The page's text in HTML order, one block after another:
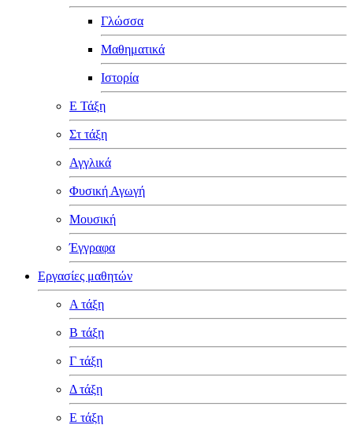
Γλώσσα
Μαθηματικά
Ιστορία
Ε Τάξη
Στ τάξη
Αγγλικά
Φυσική Αγωγή
Μουσική
Έγγραφα
Εργασίες μαθητών
Α τάξη
Β τάξη
Γ τάξη
Δ τάξη
Ε τάξη